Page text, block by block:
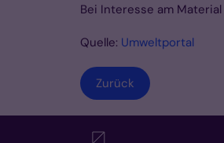
Bei Interesse am
Quelle: Umweltportal
Zurück